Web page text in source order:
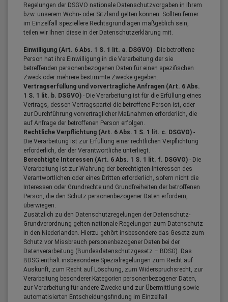
Regelungen der DSGVO nationale Datenschutzvorgaben in Ihrem
bzw. unserem Wohn- oder Sitzland gelten können. Sollten ferner
im Einzelfall speziellere Rechtsgrundlagen maßgeblich sein,
teilen wir Ihnen diese in der Datenschutzerklärung mit.
Einwilligung (Art. 6 Abs. 1 S. 1 lit. a. DSGVO) - Die betroffene
Person hat ihre Einwilligung in die Verarbeitung der sie
betreffenden personenbezogenen Daten für einen spezifischen
Zweck oder mehrere bestimmte Zwecke gegeben.
Vertragserfüllung und vorvertragliche Anfragen (Art. 6 Abs.
1 S. 1 lit. b. DSGVO) - Die Verarbeitung ist für die Erfüllung eines
Vertrags, dessen Vertragspartei die betroffene Person ist, oder
zur Durchführung vorvertraglicher Maßnahmen erforderlich, die
auf Anfrage der betroffenen Person erfolgen.
Rechtliche Verpflichtung (Art. 6 Abs. 1 S. 1 lit. c. DSGVO) -
Die Verarbeitung ist zur Erfüllung einer rechtlichen Verpflichtung
erforderlich, der der Verantwortliche unterliegt.
Berechtigte Interessen (Art. 6 Abs. 1 S. 1 lit. f. DSGVO) - Die
Verarbeitung ist zur Wahrung der berechtigten Interessen des
Verantwortlichen oder eines Dritten erforderlich, sofern nicht die
Interessen oder Grundrechte und Grundfreiheiten der betroffenen
Person, die den Schutz personenbezogener Daten erfordern,
überwiegen.
Zusätzlich zu den Datenschutzregelungen der Datenschutz-
Grundverordnung gelten nationale Regelungen zum Datenschutz
in den Niederlanden. Hierzu gehört insbesondere das Gesetz zum
Schutz vor Missbrauch personenbezogener Daten bei der
Datenverarbeitung (Bundesdatenschutzgesetz – BDSG). Das
BDSG enthält insbesondere Spezialregelungen zum Recht auf
Auskunft, zum Recht auf Löschung, zum Widerspruchsrecht, zur
Verarbeitung besonderer Kategorien personenbezogener Daten,
zur Verarbeitung für andere Zwecke und zur Übermittlung sowie
automatisierten Entscheidungsfindung im Einzelfall